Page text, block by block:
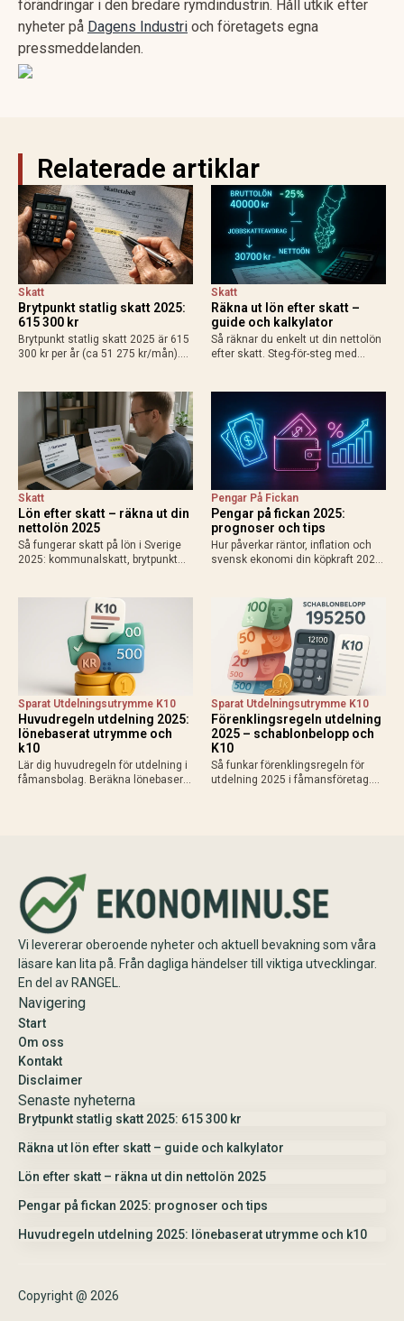
förändringar i den bredare rymdindustrin. Håll utkik efter
nyheter på Dagens Industri och företagets egna
pressmeddelanden.
Relaterade artiklar
Brytpunkt statlig skatt 2025:
615 300 kr
Skatt
Brytpunkt statlig skatt 2025 är 615
300 kr per år (ca 51 275 kr/mån).
löntagare och pensionärer. Så
påverkas din plånbok!
Räkna ut lön efter skatt –
guide och kalkylator
Skatt
Så räknar du enkelt ut din nettolön
efter skatt. Steg-för-steg med
resultat 2025.
Lön efter skatt – räkna ut din
nettolön 2025
Skatt
Så fungerar skatt på lön i Sverige
2025: kommunalskatt, brytpunkt
Exempel, kalkylatorer och tips för
att räkna ut vad du får…
Pengar på fickan 2025:
prognoser och tips
Pengar På Fickan
Hur påverkar räntor, inflation och
svensk ekonomi din köpkraft 2025?
praktiska tips för att maximera
disponibel inkomst.
Huvudregeln utdelning 2025:
lönebaserat utrymme och
k10
Sparat Utdelningsutrymme K10
Lär dig huvudregeln för utdelning i
fåmansbolag. Beräkna lönebaserat
Förenklingsregeln utdelning
2025 – schablonbelopp och
K10
Sparat Utdelningsutrymme K10
Så funkar förenklingsregeln för
utdelning 2025 i fåmansföretag.
Vi levererar oberoende nyheter och aktuell bevakning som våra
läsare kan lita på. Från dagliga händelser till viktiga utvecklingar.
En del av RANGEL.
Navigering
Start
Om oss
Kontakt
Disclaimer
Senaste nyheterna
Brytpunkt statlig skatt 2025: 615 300 kr
Räkna ut lön efter skatt – guide och kalkylator
Lön efter skatt – räkna ut din nettolön 2025
Pengar på fickan 2025: prognoser och tips
Huvudregeln utdelning 2025: lönebaserat utrymme och k10
Copyright @ 2026